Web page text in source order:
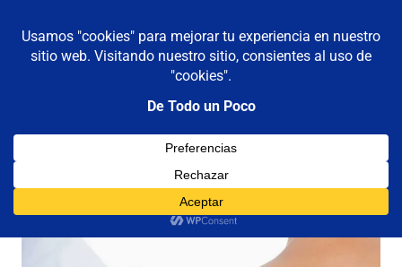
contenido
De todo un poco
Reflexiones,
Viajes
MENÚ